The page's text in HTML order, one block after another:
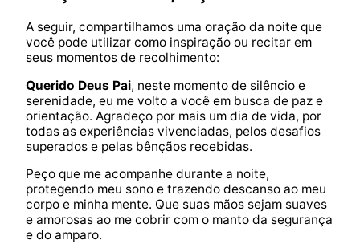
A seguir, compartilhamos uma oração da noite que
você pode utilizar como inspiração ou recitar em
seus momentos de recolhimento:
Querido Deus Pai, neste momento de silêncio e
serenidade, eu me volto a você em busca de paz e
orientação. Agradeço por mais um dia de vida, por
todas as experiências vivenciadas, pelos desafios
superados e pelas bênçãos recebidas.
Peço que me acompanhe durante a noite,
protegendo meu sono e trazendo descanso ao meu
corpo e minha mente. Que suas mãos sejam suaves
e amorosas ao me cobrir com o manto da segurança
e do amparo.